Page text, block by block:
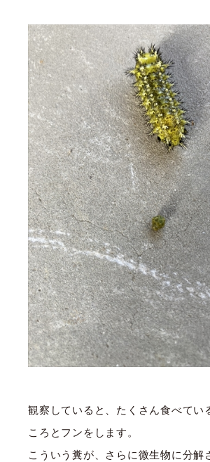
観察していると、たくさん食べてい
ころとフンをします。
こういう糞が、さらに微生物に分解